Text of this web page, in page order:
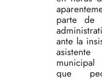
parte de
ante la
municipal
que